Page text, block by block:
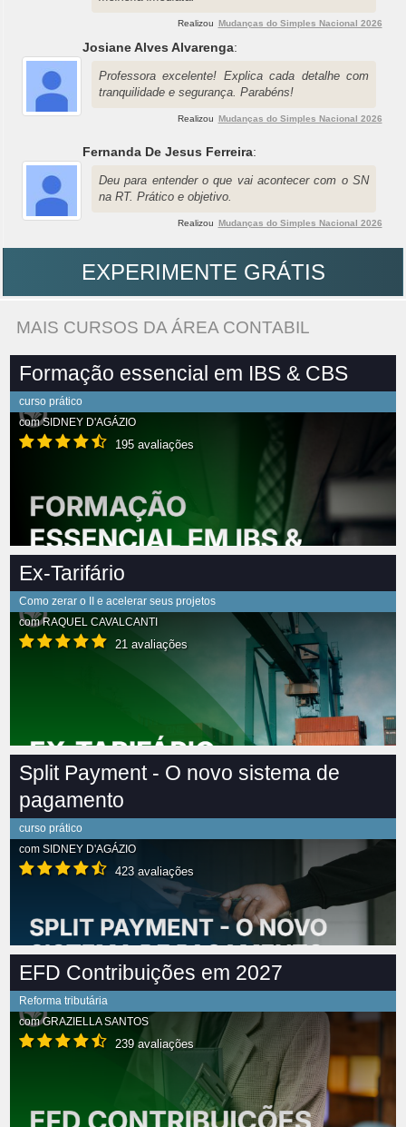
Realizou Mudanças do Simples Nacional 2026
Josiane Alves Alvarenga:
Professora excelente! Explica cada detalhe com
tranquilidade e segurança. Parabéns!
Realizou Mudanças do Simples Nacional 2026
Fernanda De Jesus Ferreira:
Deu para entender o que vai acontecer com o SN
na RT. Prático e objetivo.
Realizou Mudanças do Simples Nacional 2026
EXPERIMENTE GRÁTIS
MAIS CURSOS DA ÁREA CONTABIL
Formação essencial em IBS & CBS
curso prático
comSIDNEY D'AGÁZIO
195 avaliações
Ex-Tarifário
Como zerar o II e acelerar seus projetos
comRAQUEL CAVALCANTI
21 avaliações
Split Payment - O novo sistema de
pagamento
curso prático
com SIDNEY D'AGÁZIO
423 avaliações
EFD Contribuições em 2027
Reforma tributária
comGRAZIELLA SANTOS
239 avaliações